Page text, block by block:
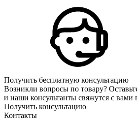
Получить бесплатную консультацию
Возникли вопросы по товару?
и наши консультанты свяжутся с
Получить консультацию
Контакты